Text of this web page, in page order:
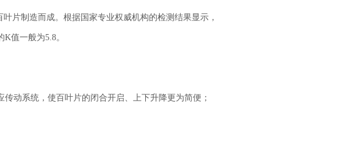
制造而成。根据国家专业权威机构的检测结果显示，
值一般为5.8。
动系统，使百叶片的闭合开启、上下升降更为简便；